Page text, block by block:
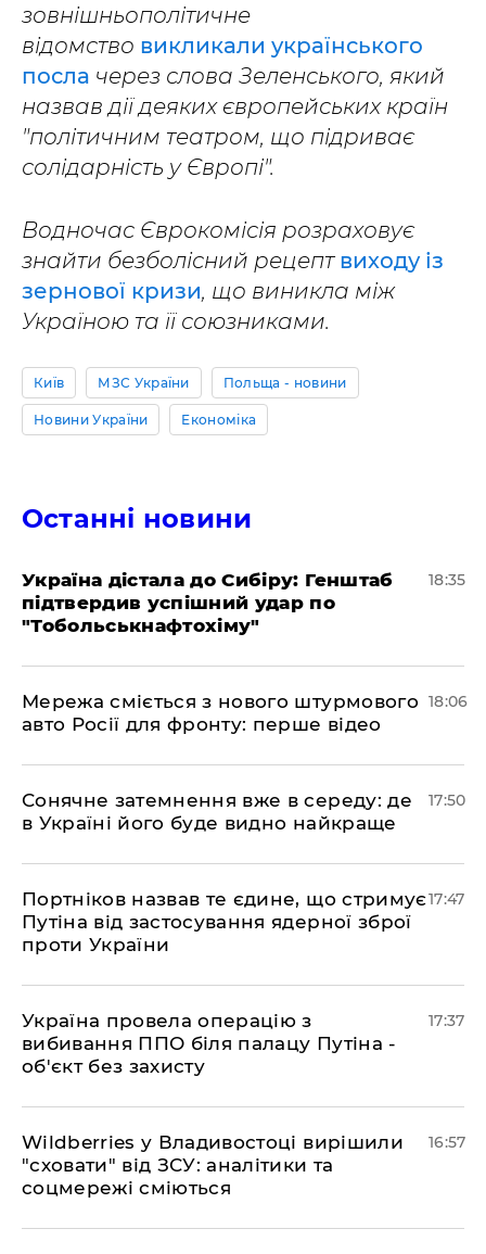
зовнішньополітичне
відомство викликали українського
посла через слова Зеленського, який
назвав дії деяких європейських країн
"політичним театром, що підриває
солідарність у Європі".
Водночас Єврокомісія розраховує
знайти безболісний рецепт виходу із
зернової кризи, що виникла між
Україною та її союзниками.
Київ МЗС України Польща - новини
Новини України Економіка
Останні новини
​Україна дістала до Сибіру: Генштаб
підтвердив успішний удар по
"Тобольськнафтохіму"
18:35
​Мережа сміється з нового штурмового
авто Росії для фронту: перше відео
18:06
​Сонячне затемнення вже в середу: де
в Україні його буде видно найкраще
17:50
​Портніков назвав те єдине, що стримує
Путіна від застосування ядерної зброї
проти України
17:47
​Україна провела операцію з
вибивання ППО біля палацу Путіна -
об'єкт без захисту
17:37
​Wildberries у Владивостоці вирішили
"сховати" від ЗСУ: аналітики та
соцмережі сміються
16:57